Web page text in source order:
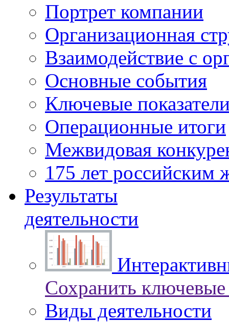
Портрет компании
Организационная
Взаимодействие с
Основные события
Ключевые
Операционные итоги
Межвидовая
175 лет российским
Результаты
деятельности
Сохранить ключевые
Виды деятельности